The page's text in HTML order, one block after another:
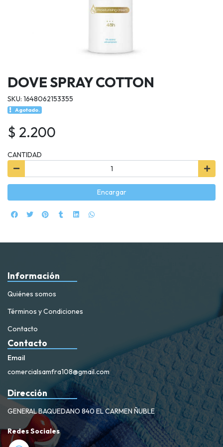
DOVE SPRAY COTTON
SKU: 1648062153355
Agotado.
$ 2.200
CANTIDAD
Encargar
Información
Quiénes somos
Términos y Condiciones
Contacto
Contacto
Email
comercialsamfra108@gmail.com
Dirección
GENERAL BAQUEDANO 840 EL CARMEN ÑUBLE
Redes Sociales